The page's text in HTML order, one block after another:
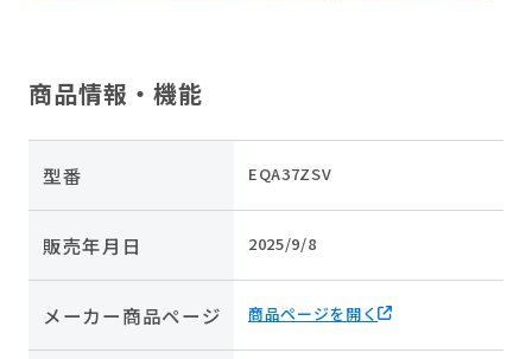
商品情報・機能
型番 EQA37ZSV
販売年月日 2025/9/8
メーカー商品ページ 商品ページを開く